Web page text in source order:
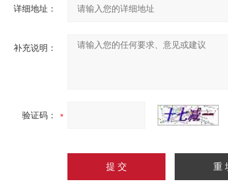
详细地址：
补充说明：
验证码：